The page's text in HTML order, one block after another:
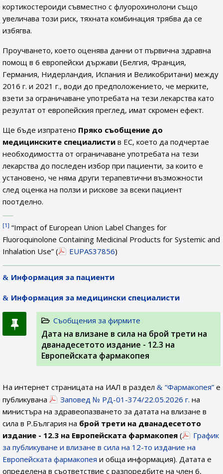
кортикостероиди съвместно с флуорохинолони също
увеличава този риск, тяхната комбинация трябва да се
избягва.
Проучването, което оценява данни от първична здравна
помощ в 6 европейски държави (Белгия, Франция,
Германия, Нидерландия, Испания и Великобритани) между
2016 г. и 2021 г., води до предположението, че мерките,
взети за ограничаване употребата на тези лекарства като
резултат от европейския преглед, имат скромен ефект.
Ще бъде изпратено Пряко съобщение до
медицинските специалисти в ЕС, което да подчертае
необходимостта от ограничаване употребата на тези
лекарства до последен избор при пациенти, за които е
установено, че няма други терапевтични възможности
след оценка на ползи и рискове за всеки пациент
поотделно.
[1] “Impact of European Union Label Changes for
Fluoroquinolone Containing Medicinal Products for Systemic and
Inhalation Use” (
EUPAS37856)
Информация за пациенти
Информация за медицински специалисти
Съобщения за фирмите
Дата на влизане в сила на брой трети на
дванадесетото издание - 12.3 на
Европейската фармакопея
На интернет страницата на ИАЛ в раздел “Фармакопея” е
публикувана
Заповед № РД-01-374/22.05.2026 г. на
министъра на здравеопазването за датата на влизане в
сила в Р.България на брой трети на дванадесетото
издание - 12.3 на Европейската фармакопея (
График
за публикуване и влизане в сила на 12-то издание на
Европейската фармакопея и обща информация). Датата е
определена в съответствие с разпоредбите на член 6,